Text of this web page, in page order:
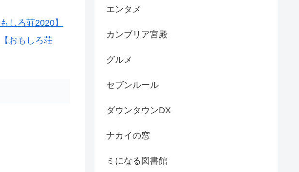
しろ荘2020】
おもしろ荘
エンタメ
カンブリア宮殿
グルメ
セブンルール
ダウンタウンDX
ナカイの窓
ミになる図書館